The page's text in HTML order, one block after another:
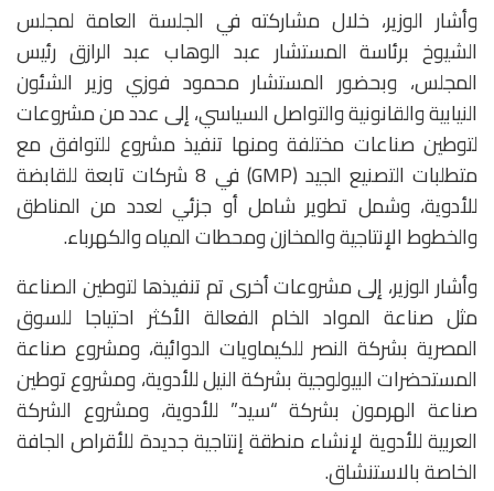
وأشار الوزير، خلال مشاركته في الجلسة العامة لمجلس
الشيوخ برئاسة المستشار عبد الوهاب عبد الرازق رئيس
المجلس، وبحضور المستشار محمود فوزي وزير الشئون
النيابية والقانونية والتواصل السياسي، إلى عدد من مشروعات
لتوطين صناعات مختلفة ومنها تنفيذ مشروع للتوافق مع
متطلبات التصنيع الجيد (GMP) في 8 شركات تابعة للقابضة
للأدوية، وشمل تطوير شامل أو جزئي لعدد من المناطق
والخطوط الإنتاجية والمخازن ومحطات المياه والكهرباء.
وأشار الوزير، إلى مشروعات أخرى تم تنفيذها لتوطين الصناعة
مثل صناعة المواد الخام الفعالة الأكثر احتياجا للسوق
المصرية بشركة النصر للكيماويات الدوائية، ومشروع صناعة
المستحضرات البيولوجية بشركة النيل للأدوية، ومشروع توطين
صناعة الهرمون بشركة “سيد” للأدوية، ومشروع الشركة
العربية للأدوية لإنشاء منطقة إنتاجية جديدة للأقراص الجافة
الخاصة بالاستنشاق.